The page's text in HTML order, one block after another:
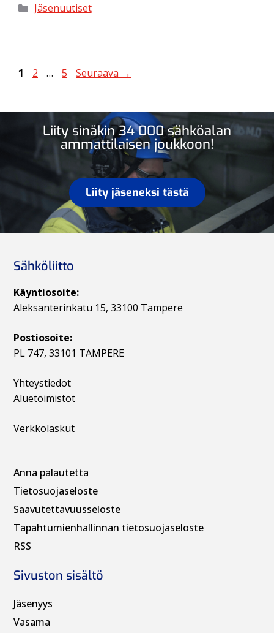
Jäsenuutiset
1 2 … 5 Seuraava →
Liity sinäkin 34 000 sähköalan
ammattilaisen joukkoon!
Liity jäseneksi tästä
Sähköliitto
Käyntiosoite:
Aleksanterinkatu 15, 33100 Tampere
Postiosoite:
PL 747, 33101 TAMPERE
Yhteystiedot
Aluetoimistot
Verkkolaskut
Anna palautetta
Tietosuojaseloste
Saavutettavuusseloste
Tapahtumienhallinnan tietosuojaseloste
RSS
Sivuston sisältö
Jäsenyys
Vasama